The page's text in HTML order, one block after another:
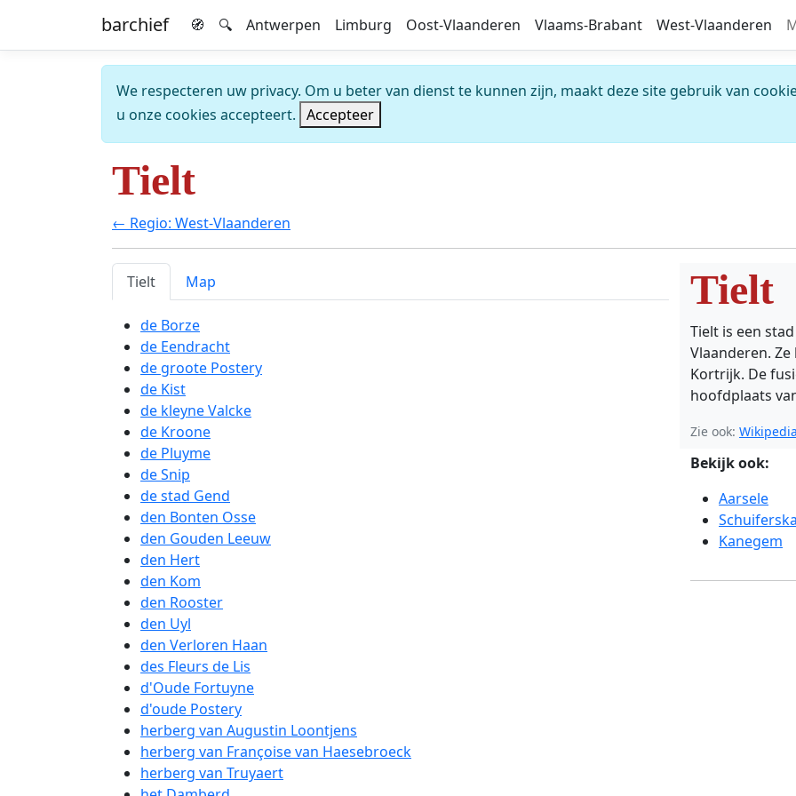
barchief 🧭 🔍 Antwerpen Limburg Oost-Vlaanderen Vlaams-Brabant West-Vlaanderen
We respecteren uw privacy. Om u beter van dienst te kunnen zijn, maakt deze site gebruik van
u onze cookies accepteert. Accepteer
Tielt
← Regio: West-Vlaanderen
Tielt Map
de Borze
de Eendracht
de groote Postery
de Kist
de kleyne Valcke
de Kroone
de Pluyme
de Snip
de stad Gend
den Bonten Osse
den Gouden Leeuw
den Hert
den Kom
den Rooster
den Uyl
den Verloren Haan
des Fleurs de Lis
d'Oude Fortuyne
d'oude Postery
herberg van Augustin Loontjens
herberg van Françoise van Haesebroeck
herberg van Truyaert
Tielt
Tielt is een
Vlaanderen.
Kortrijk. De
hoofdplaats
Zie ook: Wikipedia
Bekijk ook:
Aarsele
Kanegem